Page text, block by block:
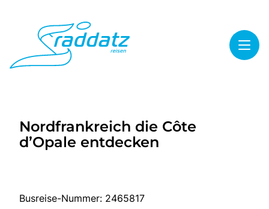
Highlights
Service
Nordfrankreich die Côte
d’Opale entdecken
Busreise-Nummer: 2465817